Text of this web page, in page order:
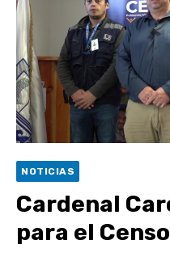
escuela comunitaria
Cóctel de Sábado:
Lina Fermandois y Luis
Seis comunas de
participativa del Plan Local
Costero Nilahue
segunda clasificatoria
Retrospectiva 2026 |
Araneda
NOTICIAS
Cardenal
para el